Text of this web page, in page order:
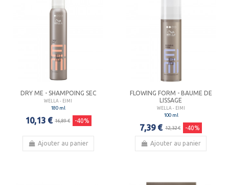
DRY ME - SHAMPOING SEC
WELLA - EIMI
180 ml
10,13 € 16,89 € -40%
Ajouter au panier
FLOWING FORM - BAUME DE
LISSAGE
WELLA - EIMI
100 ml
7,39 € 12,32 € -40%
Ajouter au panier